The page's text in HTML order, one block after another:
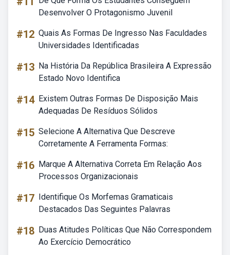
Desenvolver O Protagonismo Juvenil
#12 Quais As Formas De Ingresso Nas Faculdades
Universidades Identificadas
#13 Na História Da República Brasileira A Expressão
Estado Novo Identifica
#14 Existem Outras Formas De Disposição Mais
Adequadas De Resíduos Sólidos
#15 Selecione A Alternativa Que Descreve
Corretamente A Ferramenta Formas:
#16 Marque A Alternativa Correta Em Relação Aos
Processos Organizacionais
#17 Identifique Os Morfemas Gramaticais
Destacados Das Seguintes Palavras
#18 Duas Atitudes Políticas Que Não Correspondem
Ao Exercício Democrático